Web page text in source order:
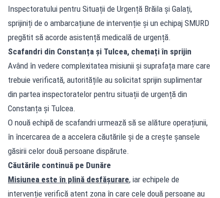
Inspectoratului pentru Situații de Urgență Brăila și Galați,
sprijiniți de o ambarcațiune de intervenție și un echipaj SMURD
pregătit să acorde asistență medicală de urgență.
Scafandri din Constanța și Tulcea, chemați în sprijin
Având în vedere complexitatea misiunii și suprafața mare care
trebuie verificată, autoritățile au solicitat sprijin suplimentar
din partea inspectoratelor pentru situații de urgență din
Constanța și Tulcea.
O nouă echipă de scafandri urmează să se alăture operațiunii,
în încercarea de a accelera căutările și de a crește șansele
găsirii celor două persoane dispărute.
Căutările continuă pe Dunăre
Misiunea este în plină desfășurare, iar echipele de
intervenție verifică atent zona în care cele două persoane au